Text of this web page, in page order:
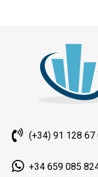
(+34) 91 128 67
+34 659 085